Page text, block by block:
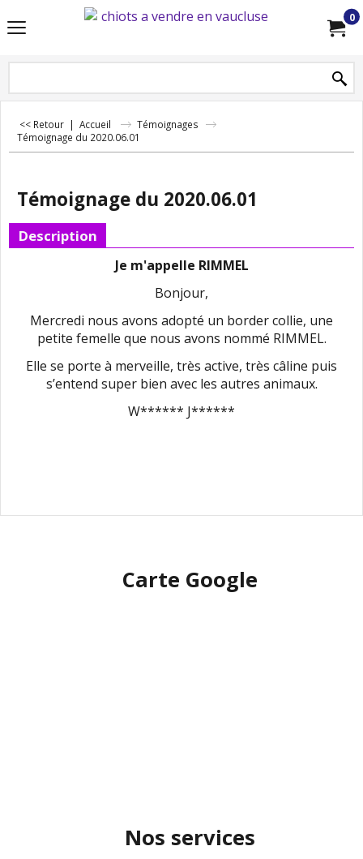
0
<< Retour | Accueil
Témoignages
Témoignage du 2020.06.01
Témoignage du 2020.06.01
Description
Je m'appelle RIMMEL
Bonjour,
Mercredi nous avons adopté un border collie, une
petite femelle que nous avons nommé RIMMEL.
Elle se porte à merveille, très active, très câline puis
s’entend super bien avec les autres animaux.
W****** J******
Carte Google
Nos services